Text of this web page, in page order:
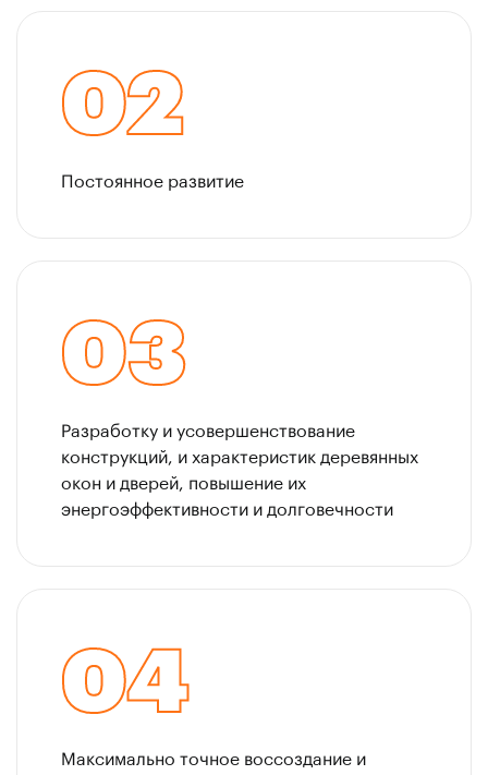
02
Постоянное развитие
03
Разработку и усовершенствование
конструкций, и характеристик деревянных
окон и дверей, повышение их
энергоэффективности и долговечности
04
Максимально точное воссоздание и